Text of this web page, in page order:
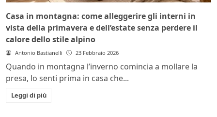
Casa in montagna: come alleggerire gli interni in
vista della primavera e dell’estate senza perdere il
calore dello stile alpino
Antonio Bastianelli 23 Febbraio 2026
Quando in montagna l’inverno comincia a mollare la
presa, lo senti prima in casa che...
Leggi di più